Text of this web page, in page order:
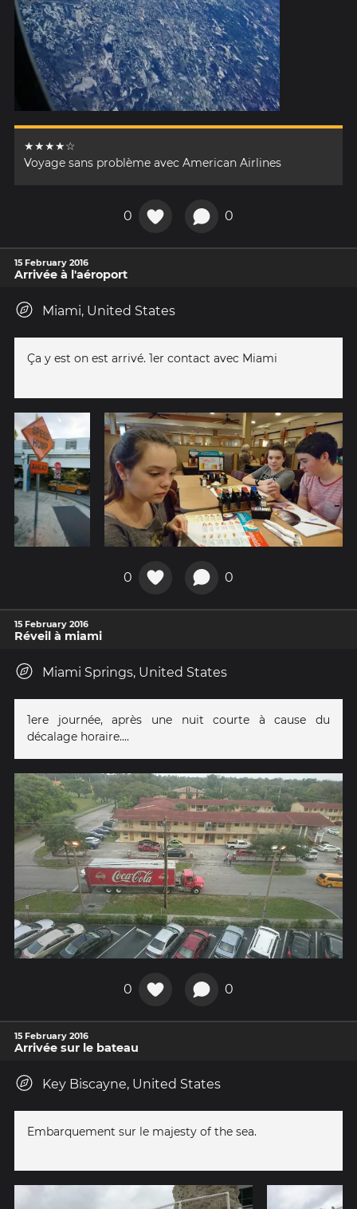
★★★★☆
Voyage sans problème avec American Airlines
0 0
15 February 2016
Arrivée à l'aéroport
Miami, United States
Ça y est on est arrivé. 1er contact avec Miami
0 0
15 February 2016
Réveil à miami
Miami Springs, United States
1ere journée, après une nuit courte à cause du
décalage horaire....
0 0
15 February 2016
Arrivée sur le bateau
Key Biscayne, United States
Embarquement sur le majesty of the sea.